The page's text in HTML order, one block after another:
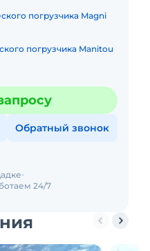
погрузчика Magni
погрузчика Manitou
Обратный звонок
24/7